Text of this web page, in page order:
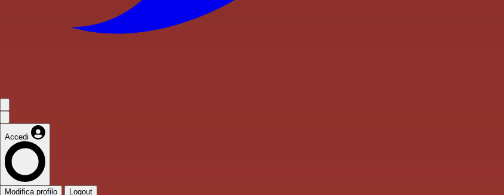
Accedi
Modifica profilo Logout